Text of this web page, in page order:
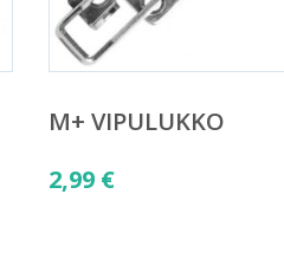
M+ VIPULUKKO
2,99 €